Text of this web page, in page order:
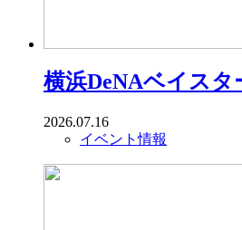
横浜DeNAベイス
2026.07.16
イベント情報